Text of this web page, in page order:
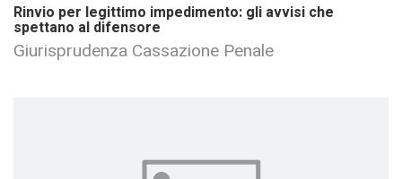
Rinvio per legittimo impedimento: gli avvisi che
spettano al difensore
Giurisprudenza Cassazione Penale